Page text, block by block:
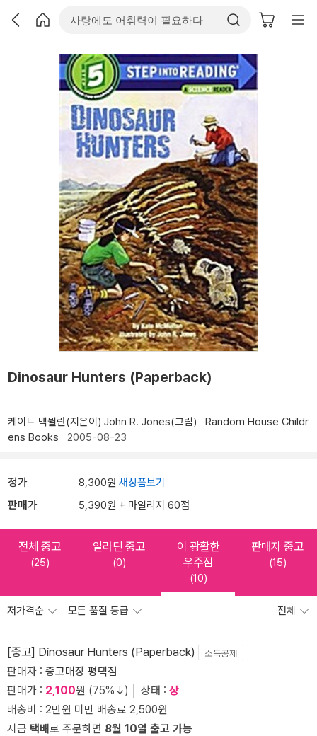
Dinosaur Hunters (Paperback)
케이트 맥뮐란(지은이) John R. Jones(그림)
Random House Childr
ens Books 2005-08-23
정가 8,300원 새상품보기
판매가 5,390원 + 마일리지 60점
전체 중고
(25)
알라딘 중고
(0)
이 광활한
우주점
(10)
판매자 중고
(15)
저가격순 모든 품질 등급 전체
[중고] Dinosaur Hunters (Paperback) 소득공제
판매자 : 중고매장 평택점
판매가 : 2,100원 (75%↓) │ 상태 : 상
배송비 : 2만원 미만 배송료 2,500원
지금 택배로 주문하면 8월 10일 출고 가능